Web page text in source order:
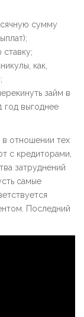
сумму
как,
займ в
год выгоднее
в отношении тех
с кредиторами,
затруднений
самые
Последний